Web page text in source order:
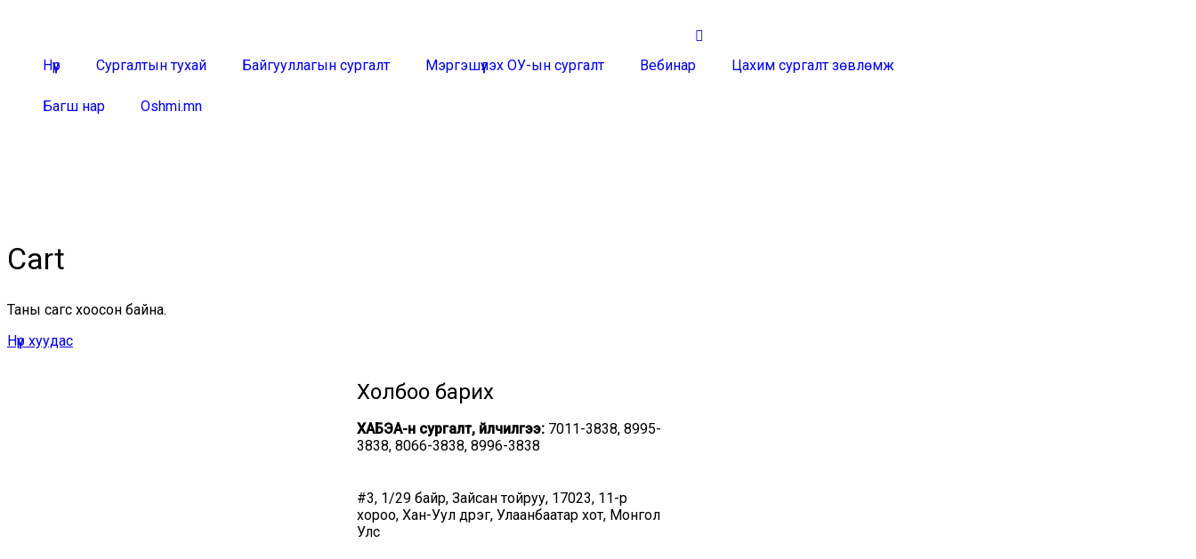
Нүүр Сургалтын тухай Байгууллагын сургалт Мэргэшүүлэх ОУ-ын сургалт Вебинар Цахим сургалт зөвлөмж
Багш нар Oshmi.mn
Cart
Таны сагс хоосон байна.
Нүүр хуудас
Холбоо барих
ХАБЭА-н сургалт, үйлчилгээ: 7011-3838, 8995-
3838, 8066-3838, 8996-3838
#3, 1/29 байр, Зайсан тойруу, 17023, 11-р
хороо, Хан-Уул дүүрэг, Улаанбаатар хот, Монгол
Улс